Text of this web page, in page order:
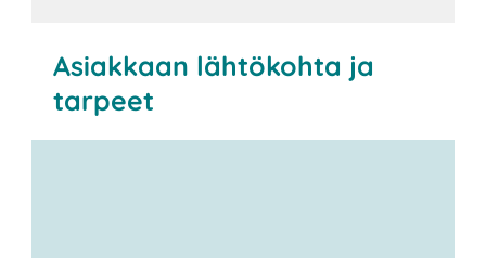
Asiakkaan lähtökohta ja
tarpeet